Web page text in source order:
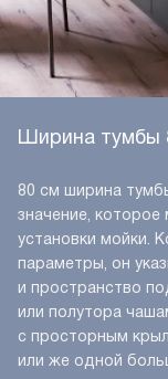
Ширина тумбы
80 см ширина
значение,
установки мойки.
параметры, он
и пространство
или полутора
с просторным
или же одной